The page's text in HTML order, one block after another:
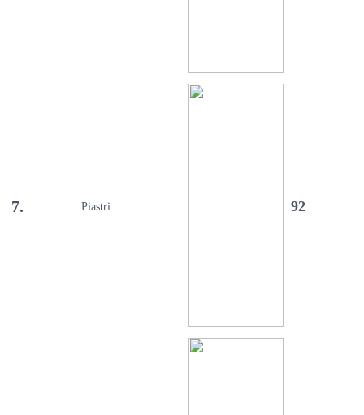
7. Piastri 92